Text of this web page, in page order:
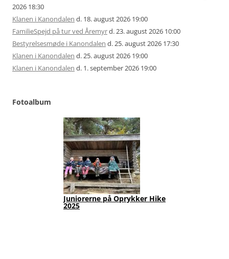
2026 18:30
Klanen i Kanondalen d. 18. august 2026 19:00
FamilieSpejd på tur ved Åremyrd. 23. august 2026 10:00
Bestyrelsesmøde i Kanondalen d. 25. august 2026 17:30
Klanen i Kanondalen d. 25. august 2026 19:00
Klanen i Kanondalen d. 1. september 2026 19:00
Fotoalbum
Juniorerne på Oprykker Hike
2025